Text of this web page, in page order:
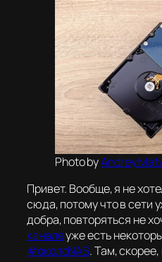
Photo byAndrey
Привет. Вообще, я не
сюда, потому что в сети
добра, повторяться не
каналеуже есть
#околоNAS. Там,